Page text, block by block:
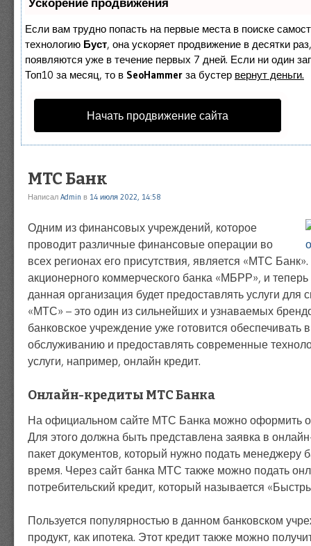
Если вам трудно попасть на первые места в поиске
технологию Буст, она ускоряет продвижение в десятки
появляются уже в течение первых 7 дней. Если ни один
Топ10 за месяц, то в SeoHammer за бустер вернут деньги.
Начать продвижение сайта
МТС Банк
Написал Admin в 14 июля 2022, 14:58
Одним из финансовых учреждений, которое
проводит различные финансовые операции во
всех регионах его присутствия, является «МТС
акционерного коммерческого банка «МБРР», и
данная организация будет предоставлять услуги для
«МТС» – это один из сильнейших и узнаваемых
банковское учреждение уже готовится обеспечивать
обслуживанию и предоставлять современные
услуги, например, онлайн кредит.
Онлайн-кредиты МТС Банка
На официальном сайте МТС Банка можно оформить
Для этого должна быть представлена заявка в
пакет документов, который нужно подать менеджеру
время. Через сайт банка МТС также можно подать
потребительский кредит, который называется
Пользуется популярностью в данном банковском
продукт, как ипотека. Этот кредит также можно